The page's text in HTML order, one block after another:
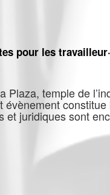
pour les
temple de
juridiques sont